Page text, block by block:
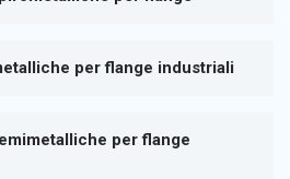
per flange industriali
per flange